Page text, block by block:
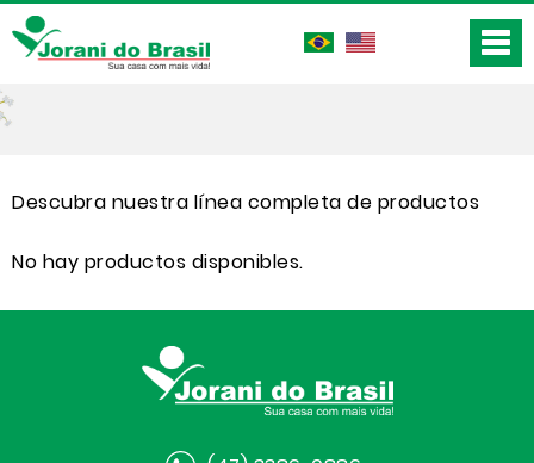
Descubra nuestra línea completa de productos
No hay productos disponibles.